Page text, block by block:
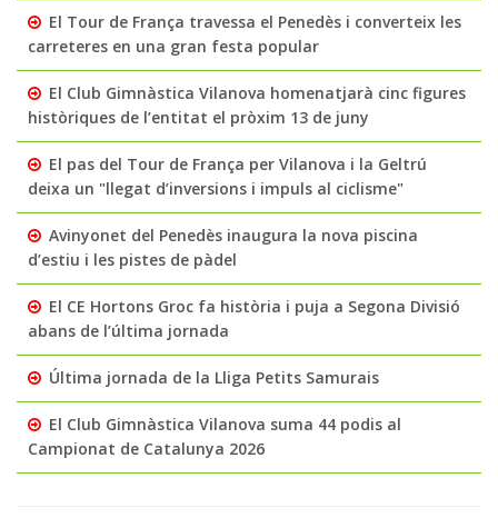
El Tour de França travessa el Penedès i converteix les
carreteres en una gran festa popular
El Club Gimnàstica Vilanova homenatjarà cinc figures
històriques de l’entitat el pròxim 13 de juny
El pas del Tour de França per Vilanova i la Geltrú
deixa un "llegat d’inversions i impuls al ciclisme"
Avinyonet del Penedès inaugura la nova piscina
d’estiu i les pistes de pàdel
El CE Hortons Groc fa història i puja a Segona Divisió
abans de l’última jornada
Última jornada de la Lliga Petits Samurais
El Club Gimnàstica Vilanova suma 44 podis al
Campionat de Catalunya 2026